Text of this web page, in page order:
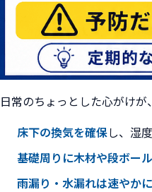
日常のちょっとした心がけ
床下の換気を確保し、湿
基礎周りに木材や段ボー
雨漏り・水漏れは速やか